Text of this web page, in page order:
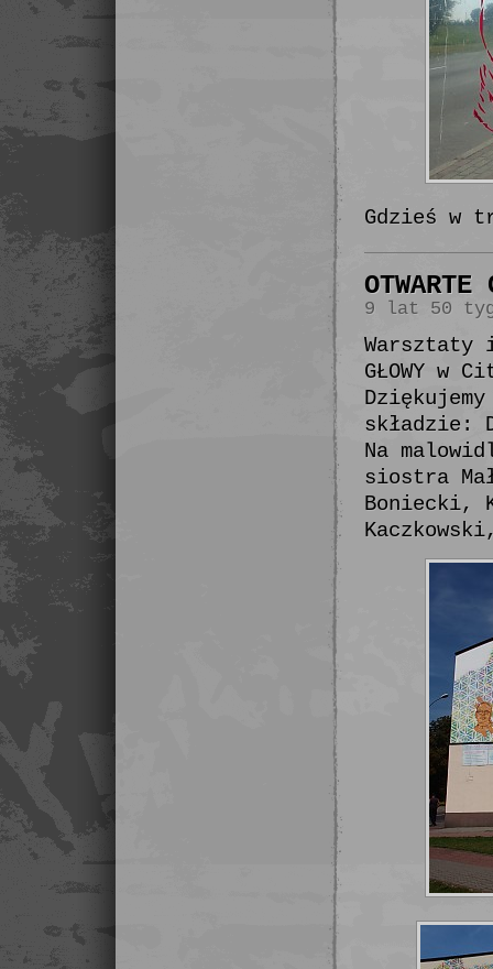
Gdzieś w
OTWARTE
9 lat 50
Warsztaty i
GŁOWY w
składzie:
Na
siostra
Boniecki,